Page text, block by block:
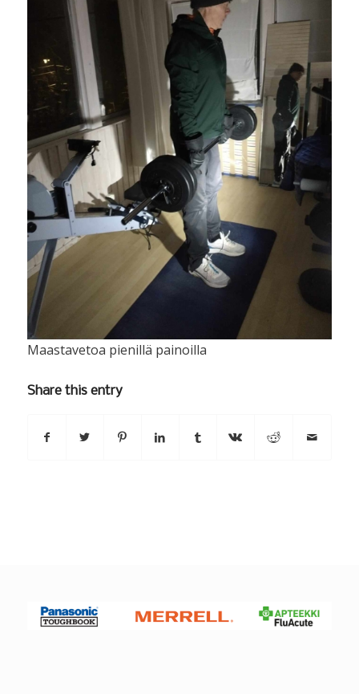
Maastavetoa pienillä painoilla
Share this entry